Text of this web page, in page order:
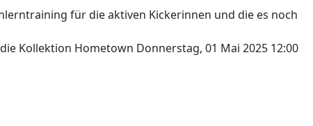
für die aktiven Kickerinnen und die es noch
Kollektion Hometown Donnerstag, 01 Mai 2025 12:00